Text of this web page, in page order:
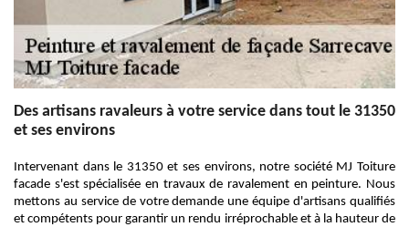
Des artisans ravaleurs à votre service dans tout le 31350
et ses environs
Intervenant dans le 31350 et ses environs, notre société MJ Toiture
facade s'est spécialisée en travaux de ravalement en peinture. Nous
mettons au service de votre demande une équipe d'artisans qualifiés
et compétents pour garantir un rendu irréprochable et à la hauteur de